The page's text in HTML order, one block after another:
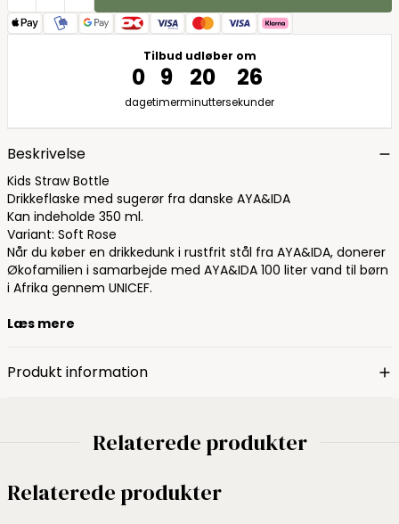
Tilbud udløber om
0
dage
9
timer
20
minutter
25
sekunder
Beskrivelse
Kids Straw Bottle
Drikkeflaske med sugerør fra danske AYA&IDA
Kan indeholde 350 ml.
Variant: Soft Rose
Når du køber en drikkedunk i rustfrit stål fra AYA&IDA, donerer
Økofamilien i samarbejde med AYA&IDA 100 liter vand til børn
i Afrika gennem UNICEF.
Læs mere
Produkt information
Relaterede produkter
Relaterede produkter